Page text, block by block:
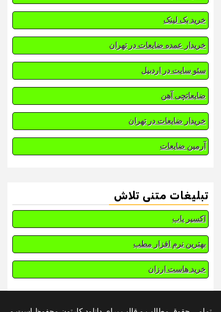
خرید بک لینک
خریدار عمده ضایعات در تهران
سئو سایت در اردبیل
ضایعاتچی آهن
خریدار ضایعات در تهران
آرمین ضایعات
تبلیغات متنی تلاش
اکسیر یاب
بهترین نرم افزار مطب
خرید هاست ارزان